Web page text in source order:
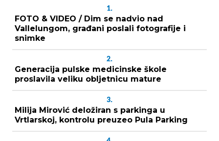
1.
FOTO & VIDEO / Dim se nadvio nad
Vallelungom, građani poslali fotografije i
snimke
2.
Generacija pulske medicinske škole
proslavila veliku obljetnicu mature
3.
Milija Mirović deložiran s parkinga u
Vrtlarskoj, kontrolu preuzeo Pula Parking